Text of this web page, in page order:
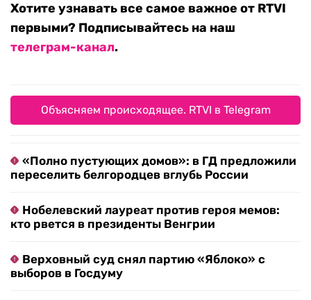
Хотите узнавать все самое важное от RTVI
первыми? Подписывайтесь на наш
телеграм-канал.
Объясняем происходящее. RTVI в Telegram
«Полно пустующих домов»: в ГД предложили
переселить белгородцев вглубь России
Нобелевский лауреат против героя мемов:
кто рвется в президенты Венгрии
Верховный суд снял партию «Яблоко» с
выборов в Госдуму